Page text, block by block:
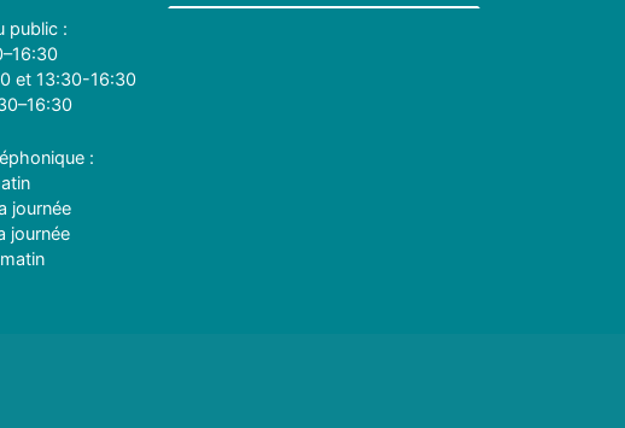
public :
et 13:30-16:30
:
journée
journée